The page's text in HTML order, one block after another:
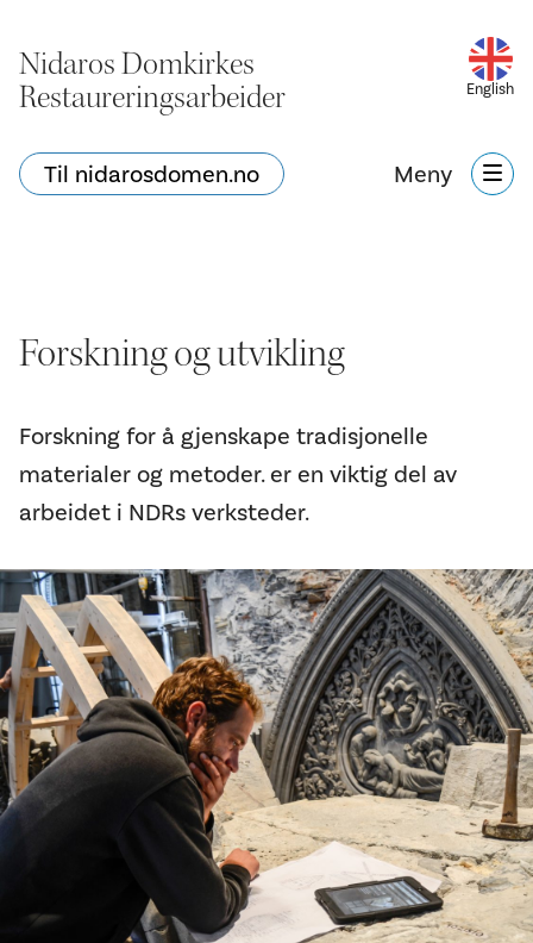
Nidaros Domkirkes
Restaureringsarbeider
English
Til nidarosdomen.no Meny
Forskning og utvikling
Forskning for å gjenskape tradisjonelle
materialer og metoder. er en viktig del av
arbeidet i NDRs verksteder.